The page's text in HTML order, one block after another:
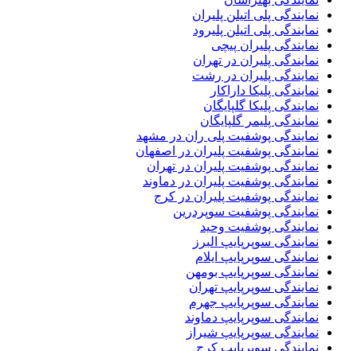
نمایندگی پلی اتیلن پلیران
نمایندگی پلی اتیلن پلیرود
نمایندگی پلیران پیچی
نمایندگی پلیران در تهران
نمایندگی پلیران در رشت
نمایندگی پلیکا داراکار
نمایندگی پلیکا گلپایگان
نمایندگی پلیمر گلپایگان
نمایندگی پوشفیت پلی ران در مشهد
نمایندگی پوشفیت پلیران در اصفهان
نمایندگی پوشفیت پلیران در تهران
نمایندگی پوشفیت پلیران در دماوند
نمایندگی پوشفیت پلیران در کرج
نمایندگی پوشفیت سوپردرین
نمایندگی پوشفیت وحید
نمایندگی سوپرپایپ البرز
نمایندگی سوپرپایپ ایلام
نمایندگی سوپرپایپ بومهن
نمایندگی سوپرپایپ تهران
نمایندگی سوپرپایپ جهرم
نمایندگی سوپرپایپ دماوند
نمایندگی سوپرپایپ شیراز
نمایندگی سوپرپایپ کرج